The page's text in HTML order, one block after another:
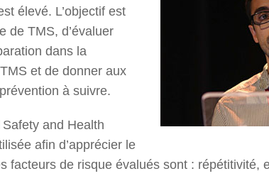
élevé. L’objectif est
de TMS, d’évaluer
dans la
et de donner aux
à suivre.
and Health
afin d’apprécier le
facteurs de risque évalués sont : répétitivité,